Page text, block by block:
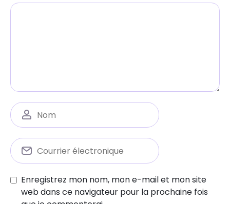
Enregistrez mon nom, mon e-mail et mon site
web dans ce navigateur pour la prochaine fois